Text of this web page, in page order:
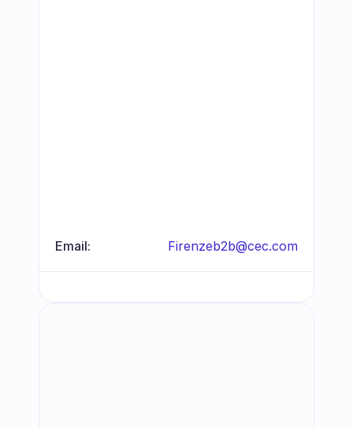
Email: Firenzeb2b@cec.com